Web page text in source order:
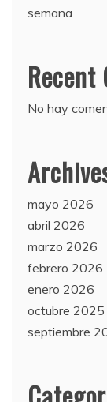
semana
Recent
No hay
mayo 2026
abril 2026
marzo 2026
febrero 2026
enero 2026
octubre 2025
septiembre